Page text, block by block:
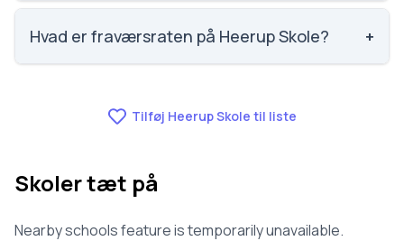
Vi har ikke data om faglig trivsel for Heerup Skole.
Hvad er fraværsraten på Heerup Skole? +
Tilføj Heerup Skole til liste
Skoler tæt på
Nearby schools feature is temporarily unavailable.